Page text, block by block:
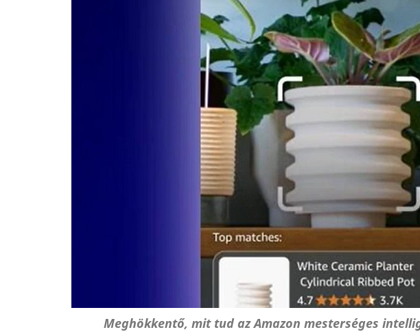
Meghökkentő, mit tud az Amazon mesterséges